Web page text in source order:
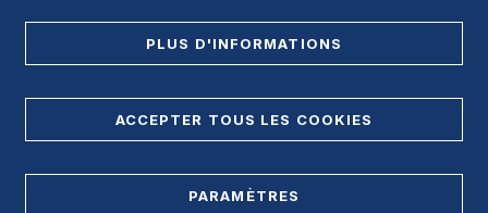
PLAN DE SITE
PLUS D'INFORMATIONS
ACCEPTER TOUS LES COOKIES
PARAMÈTRES